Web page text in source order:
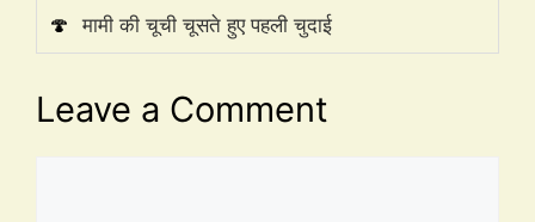
🍄 मामी की चूची चूसते हुए पहली चुदाई
Leave a Comment